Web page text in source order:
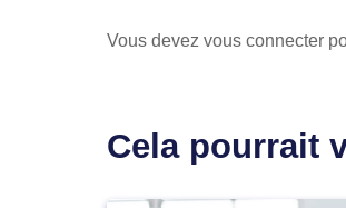
Vous devez vous connecter
Cela pourrait